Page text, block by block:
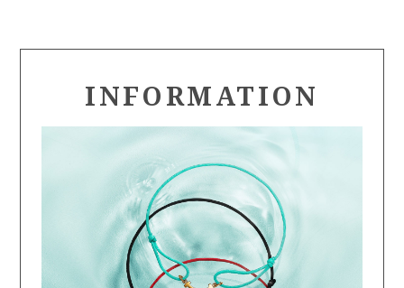
囲の人の期待にこたえていく姿勢も、山田さんなりの愛
のかたちだと言えるだろう。
INFORMATION